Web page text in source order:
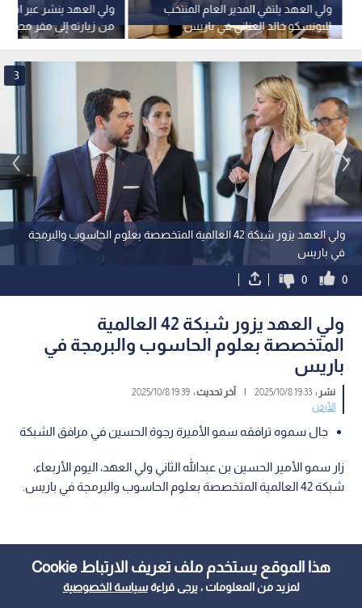
هذا الموقع يستخدم ملف تعريف الارتباط Cookie
لمزيد من المعلومات ، يرجى قراءةسياسة الخصوصية
ولي العهد ينشر عبر
من زيارته إلى مقر مجمع
الناشئة "ستيشن إف"
فيديو
ولي العهد يلتقي المدير العام المنتخب
لليونسكو خالد العناني في باريس
ولي العهد يزور شبكة 42 العالمية المتخصصة بعلوم الحاسوب والبرمجة
في باريس
3
0
0
ولي العهد يزور شبكة 42 العالمية
المتخصصة بعلوم الحاسوب والبرمجة في
باريس
نشر :19:33 2025/10/8
| آخر تحديث :19:39 2025/10/8
الأردن
جال سموه ترافقه سمو الأميرة رجوة الحسين في مرافق الشبكة
زار سمو الأمير الحسين بن عبدﷲ الثاني ولي العهد، اليوم الأربعاء،
شبكة 42 العالمية المتخصصة بعلوم الحاسوب والبرمجة في باريس.